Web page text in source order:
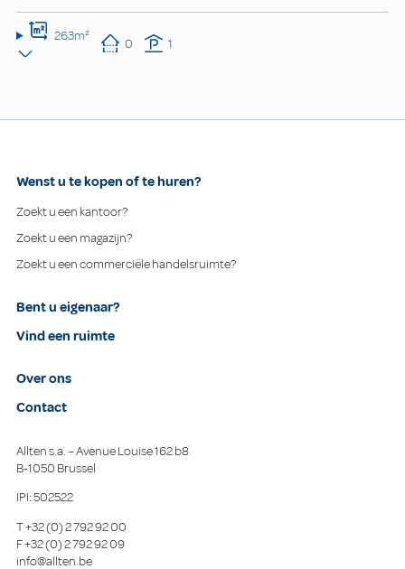
263m² 0 1
Wenst u te kopen of te huren?
Zoekt u een kantoor?
Zoekt u een magazijn?
Zoekt u een commerciële handelsruimte?
Bent u eigenaar?
Vind een ruimte
Over ons
Contact
Allten s.a. – Avenue Louise 162 b8
B-1050 Brussel
IPI: 502522
T+32 (0) 2 792 92 00
F+32 (0) 2 792 92 09
info@allten.be